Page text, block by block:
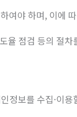
여야 하며, 이에
점검 등의 절
정보를 수집·이